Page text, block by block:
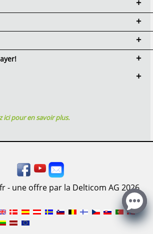
Inscription partenaire de
ici pour en savoir plus.
- une offre par la Delticom AG 2026